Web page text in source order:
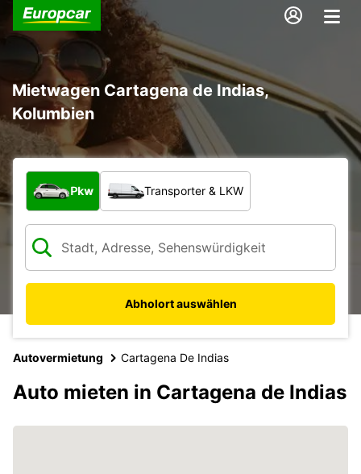
Mietwagen Cartagena de Indias,
Kolumbien
Welche Art von Fahrzeug?
Pkw Transporter & LKW
Abholort auswählen
Autovermietung Cartagena De Indias
Auto mieten in Cartagena de Indias